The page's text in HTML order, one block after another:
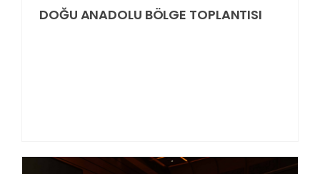
DOĞU ANADOLU BÖLGE TOPLANTISI